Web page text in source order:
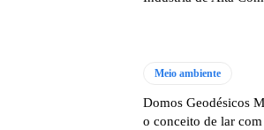
Meio ambiente
Domos Geodésicos
o conceito de lar com